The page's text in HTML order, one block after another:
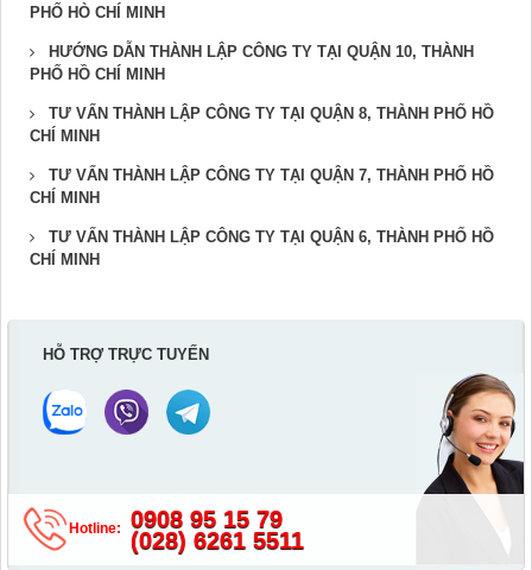
PHỐ HÒ CHÍ MINH
HƯỚNG DẪN THÀNH LẬP CÔNG TY TẠI QUẬN 10, THÀNH
PHỐ HỒ CHÍ MINH
TƯ VẤN THÀNH LẬP CÔNG TY TẠI QUẬN 8, THÀNH PHỐ HỒ
CHÍ MINH
TƯ VẤN THÀNH LẬP CÔNG TY TẠI QUẬN 7, THÀNH PHỐ HỒ
CHÍ MINH
TƯ VẤN THÀNH LẬP CÔNG TY TẠI QUẬN 6, THÀNH PHỐ HỒ
CHÍ MINH
HỖ TRỢ TRỰC TUYẾN
Hotline:
0908 95 15 79
(028) 6261 5511